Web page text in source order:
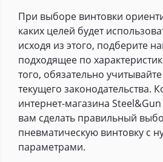
При выборе винтовки
каких целей будет
исходя из этого, подберите
подходящее по
того, обязательно
текущего законодательства.
интернет-магазина
вам сделать правильный
пневматическую винтовку с
параметрами.